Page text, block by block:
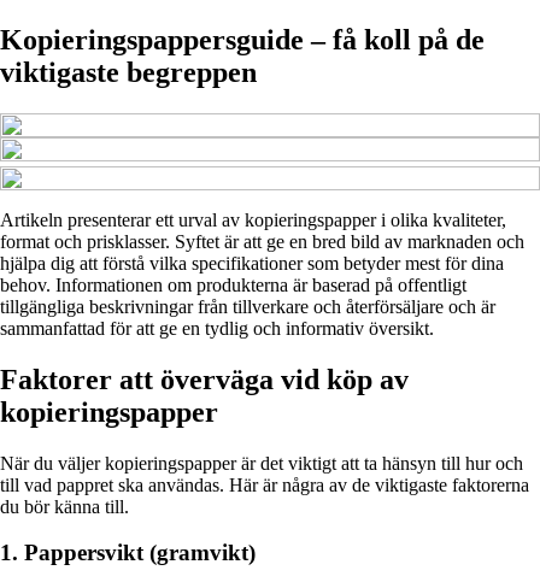
Kopieringspappersguide – få koll på de
viktigaste begreppen
Artikeln presenterar ett urval av kopieringspapper i olika kvaliteter,
format och prisklasser. Syftet är att ge en bred bild av marknaden och
hjälpa dig att förstå vilka specifikationer som betyder mest för dina
behov. Informationen om produkterna är baserad på offentligt
tillgängliga beskrivningar från tillverkare och återförsäljare och är
sammanfattad för att ge en tydlig och informativ översikt.
Faktorer att överväga vid köp av
kopieringspapper
När du väljer kopieringspapper är det viktigt att ta hänsyn till hur och
till vad pappret ska användas. Här är några av de viktigaste faktorerna
du bör känna till.
1. Pappersvikt (gramvikt)